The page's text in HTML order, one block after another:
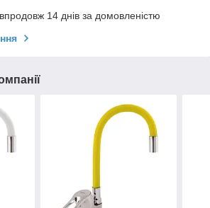
14 днів за домовленістю